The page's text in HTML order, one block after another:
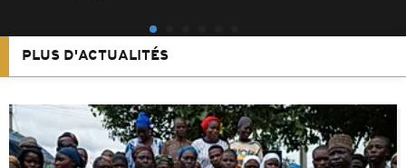
PLUS D'ACTUALITÉS